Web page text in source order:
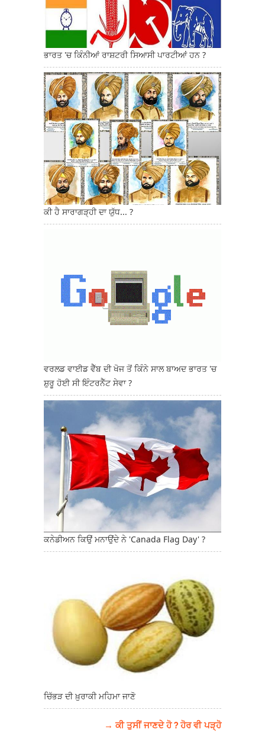
ਭਾਰਤ 'ਚ ਕਿੰਨੀਆਂ ਰਾਸ਼ਟਰੀ ਸਿਆਸੀ ਪਾਰਟੀਆਂ ਹਨ ?
ਕੀ ਹੈ ਸਾਰਾਗੜ੍ਹੀ ਦਾ ਯੁੱਧ... ?
ਵਰਲਡ ਵਾਈਡ ਵੈੱਬ ਦੀ ਖੋਜ ਤੋਂ ਕਿੰਨੇ ਸਾਲ ਬਾਅਦ ਭਾਰਤ 'ਚ
ਸ਼ੁਰੂ ਹੋਈ ਸੀ ਇੰਟਰਨੈੱਟ ਸੇਵਾ ?
ਕਨੇਡੀਅਨ ਕਿਉਂ ਮਨਾਉਂਦੇ ਨੇ 'Canada Flag Day' ?
ਚਿੱਭੜ ਦੀ ਖ਼ੁਰਾਕੀ ਮਹਿਮਾ ਜਾਣੋ
→ ਕੀ ਤੁਸੀਂ ਜਾਣਦੇ ਹੋ ? ਹੋਰ ਵੀ ਪੜ੍ਹੋ